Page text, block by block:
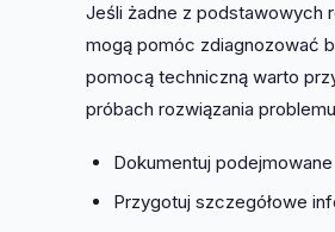
Jeśli żadne z podstawowych
mogą pomóc zdiagnozować
pomocą techniczną warto
próbach rozwiązania
Dokumentuj
Przygotuj szczegółowe